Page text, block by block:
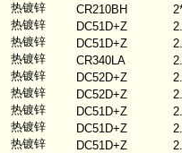
热镀锌 CR210BH
热镀锌 DC51D+Z
热镀锌 DC51D+Z
热镀锌 CR340LA
热镀锌 DC52D+Z
热镀锌 DC52D+Z
热镀锌 DC51D+Z
热镀锌 DC51D+Z
热镀锌 DC51D+Z